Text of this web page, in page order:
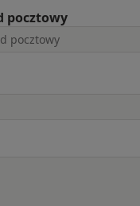
pocztowy